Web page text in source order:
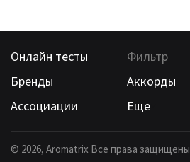
Онлайн тесты Фильтр
Бренды
Аккорды
Ассоциации
Еще
© 2026, Aromatrix Все права защищены